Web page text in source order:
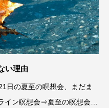
い理由
日の夏至の瞑想会、まだま
ン瞑想会⇒夏至の瞑想会さ